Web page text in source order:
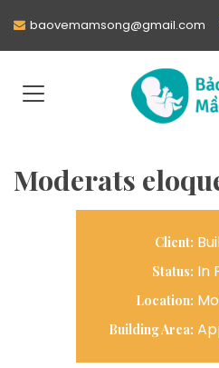
baovemamsong@gmail.com
Moderats
Client:
Status: In
Location:
Building Area: